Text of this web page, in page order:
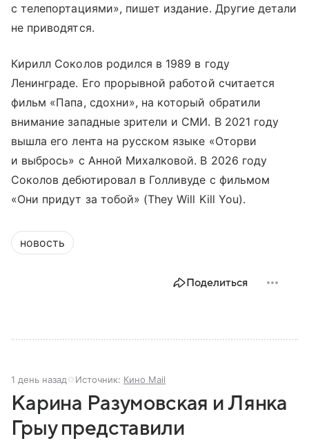
с телепортациями», пишет издание. Другие детали
не приводятся.
Кирилл Соколов родился в 1989 в году
Ленинграде. Его прорывной работой считается
фильм «Папа, сдохни», на который обратили
внимание западные зрители и СМИ. В 2021 году
вышла его лента на русском языке «Оторви
и выбрось» с Анной Михалковой. В 2026 году
Соколов дебютировал в Голливуде с фильмом
«Они придут за тобой» (They Will Kill You).
новость
Поделиться
1 день назад Источник: Кино Mail
Карина Разумовская и Лянка
Грыу представили